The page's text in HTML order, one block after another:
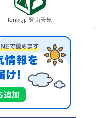
tenki.jp 登山天気